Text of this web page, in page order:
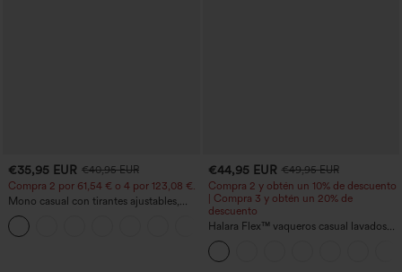
€35,95 EUR €40,95 EUR
Compra 2 por 61,54 € o 4 por 123,08 €.
Mono casual con tirantes ajustables,
fruncidos, pierna ancha, tejido jaspeado
y bolsillos - Easy Peezy
+10
€44,95 EUR €49,95 EUR
Compra 2 y obtén un 10% de descuento
| Compra 3 y obtén un 20% de
descuento
Halara Flex™ vaqueros casual lavados
asimétricos de tiro bajo con bolsillos
con cremallera, corte baggy y pierna
ancha